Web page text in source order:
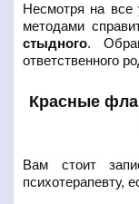
Несмотря на все
методами
стыдного.
ответственного
Красные
Вам стоит
психотерапевту,